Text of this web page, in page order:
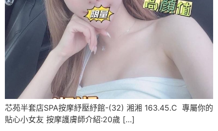
芯苑半套店SPA按摩紓壓紓館-(32) 湘湘 163.45.C ️ 專屬你的
貼心小女友 按摩護膚師介紹:20歲 […]